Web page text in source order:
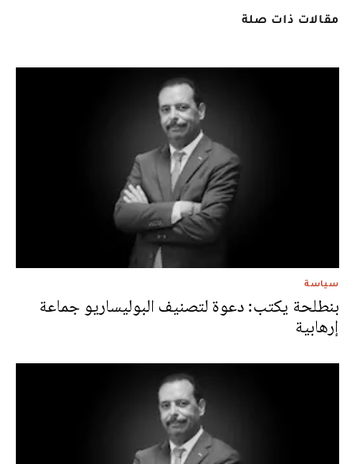
مقالات ذات صلة
سياسة
بنطلحة يكتب: دعوة لتصنيف البوليساريو جماعة
إرهابية